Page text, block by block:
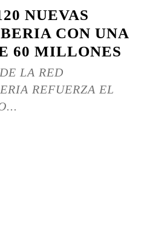
NUEVAS
CON UNA
60 MILLONES
LA RED
REFUERZA EL